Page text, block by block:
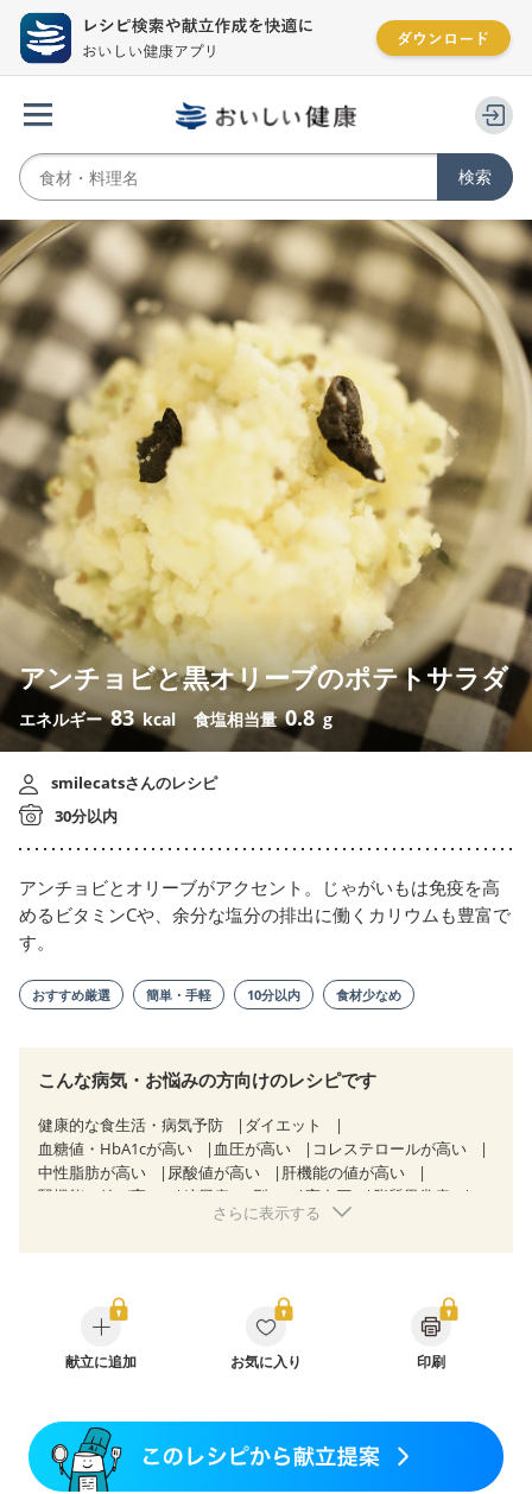
アンチョビと黒オリーブのポテトサラダ
エネルギー83 kcal 食塩相当量0.8 g
smilecatsさんのレシピ
30分以内
アンチョビとオリーブがアクセント。じゃがいもは免疫を高
めるビタミンCや、余分な塩分の排出に働くカリウムも豊富で
す。
おすすめ厳選 簡単・手軽 10分以内 食材少なめ
こんな病気・お悩みの方向けのレシピです
健康的な食生活・病気予防
ダイエット
血糖値・HbA1cが高い
血圧が高い
コレステロールが高い
中性脂肪が高い
尿酸値が高い
肝機能の値が高い
腎機能の値が高い
糖尿病（2型） 高血圧
脂質異常症
狭心症 心筋梗塞
糖尿病性腎症（第１期）
糖尿病性腎症（第２期）
CKD（ステージ１）
CKD（ステージ２）
乳がん（抗がん剤治療中）
乳がん（ホルモン療法中）
妊娠中(初期)
妊婦健診・血圧が気になる（初期）
妊婦健診・血糖値が気になる（初期）
さらに表示する
献立に追加 お気に入り 印刷